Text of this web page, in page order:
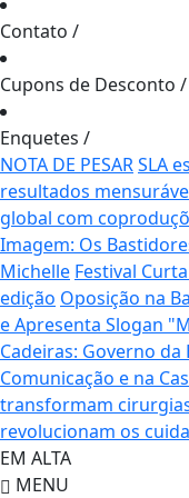
Contato /
Cupons de Desconto /
Enquetes /
NOTA DE PESARSLA
resultados
global com
Imagem: Os
Michelle Festival
edição Oposição na
e Apresenta Slogan
Cadeiras: Governo
Comunicação e na
transformam
revolucionam os
EM ALTA
MENU